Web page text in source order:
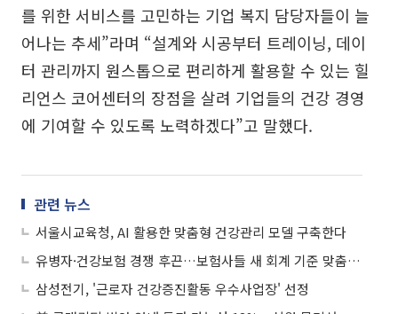
를 위한 서비스를 고민하는 기업 복지 담당자들이 늘
어나는 추세”라며 “설계와 시공부터 트레이닝, 데이
터 관리까지 원스톱으로 편리하게 활용할 수 있는 힐
리언스 코어센터의 장점을 살려 기업들의 건강 경영
에 기여할 수 있도록 노력하겠다”고 말했다.
관련 뉴스
서울시교육청, AI 활용한 맞춤형 건강관리 모델 구축한다
유병자·건강보험 경쟁 후끈…보험사들 새 회계 기준 맞춤 전략
삼성전기, '근로자 건강증진활동 우수사업장' 선정